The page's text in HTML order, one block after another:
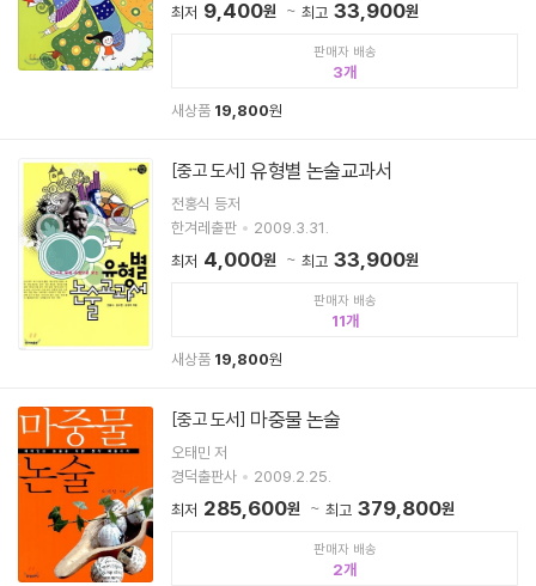
최저 9,400원 최고 33,900원
판매자 배송
3
새상품 19,800원
[중고 도서] 유형별 논술교과서
전홍식 등저
한겨레출판
2009.3.31.
최저 4,000원 최고 33,900원
판매자 배송
11
새상품 19,800원
[중고 도서] 마중물 논술
오태민 저
경덕출판사
2009.2.25.
최저 285,600원 최고 379,800원
판매자 배송
2